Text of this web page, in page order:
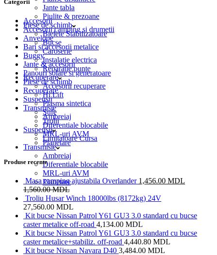
Jante tabla
Piulite & prezoane
Piese de schimb
Bielete Stabilizatoare
Bucse
Caroserie
Instalatie electrica
Reparatie punte
Recuperare
Accesorii recuperare
Hi Lift
Plasma sintetica
Sufe
Trolii
Suspensii
Limitatoare Cursa
Transmisie
Ambreiaj
Diferentiale blocabile
MRL-uri AVM
Planetare
Categorii
Accesorii
Accesorii camping si drumetii
Anvelope
Bari si accesorii metalice
Buggy
Jante & accesorii
Panouri solare si generatoare
Piese de schimb
Recuperare
Suspensii
Transmisie
Ambreiaj
Diferentiale blocabile
MRL-uri AVM
Planetare
Produse recente
Masa camping ajustabila Overlander 1,456.00 MDL
1,560.00MDL
Troliu Husar Winch 18000lbs (8172kg) 24V
27,560.00 MDL
Kit bucse Nissan Patrol Y61 GU3 3.0 standard cu bucse
caster metalice off-road 4,134.00 MDL
Kit bucse Nissan Patrol Y61 GU3 3.0 standard cu bucse
caster metalice+stabiliz. off-road 4,440.80 MDL
Kit bucse Nissan Navara D40 3,484.00 MDL